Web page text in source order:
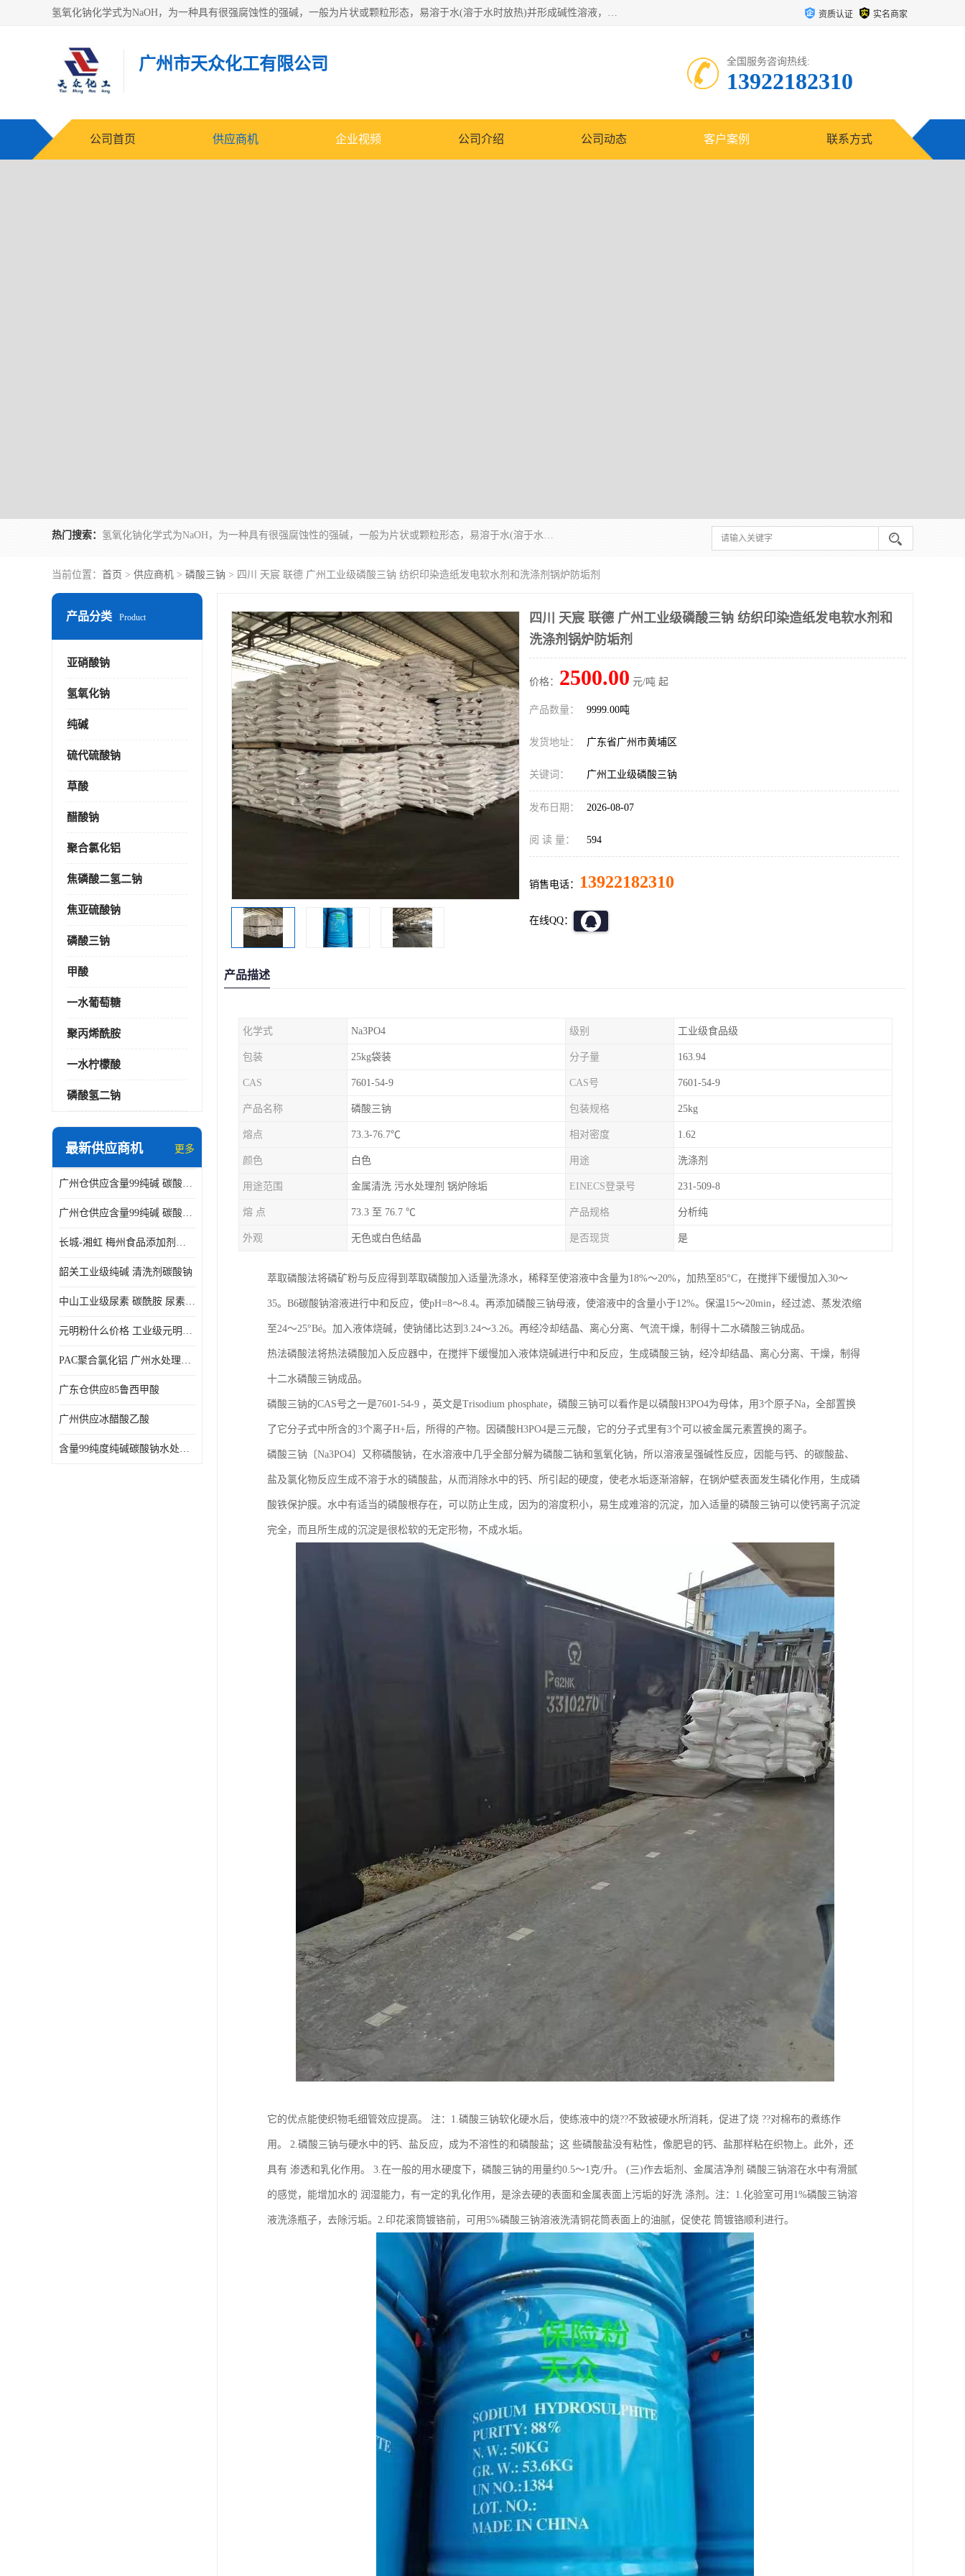
氢氧化钠化学式为NaOH，为一种具有很强腐蚀性的强碱，一般为片状或颗粒形态，易溶于水(溶于水时放热)并形成碱性溶液，另有潮解性，易吸取空气中的水蒸气(潮解)和(变质)。NaOH是化学实验室其中一种必备的化学品，亦为常见的化工品之一。纯品是无色透明的晶体。密度2.130g/cm3。熔点318.4℃。沸点1390℃。工业品含有少量的氯化和碳酸，是白色不透明的晶体。 资质认证 实名商家
广州市天众化工有限公司 全国服务咨询热线:
13922182310
公司首页 供应商机 企业视频 公司介绍 公司动态 客户案例 联系方式
热门搜索： 氢氧化钠化学式为NaOH，为一种具有很强腐蚀性的强碱，一般为片状或颗粒形态，易溶于水(溶于水时放热)并形成碱性溶液，另有潮解性，易吸取空气中的水蒸气(潮解)和(变质)。NaOH是化学实验室其中一种必备的化学品，亦为常见的化工品之一。纯品是无色透明的晶体。密度2.130g/cm3。熔点318.4℃。沸点1390℃。工业品含有少量的氯化和碳酸，是白色不透明的晶体。
当前位置： 首页 > 供应商机 > 磷酸三钠 > 四川 天宸 联德 广州工业级磷酸三钠 纺织印染造纸发电软水剂和洗涤剂锅炉防垢剂
产品分类 Product
亚硝酸钠
氢氧化钠
纯碱
硫代硫酸钠
草酸
醋酸钠
聚合氯化铝
焦磷酸二氢二钠
焦亚硫酸钠
磷酸三钠
甲酸
一水葡萄糖
聚丙烯酰胺
一水柠檬酸
磷酸氢二钠
最新供应商机 更多
广州仓供应含量99纯碱 碳酸钠 工业级99含量水处理 酸类中和
广州仓供应含量99纯碱 碳酸钠 工业级99含量水处理 生活洗涤
长城-湘虹 梅州食品添加剂焦亚硫酸钠 作防腐剂
韶关工业级纯碱 清洗剂碳酸钠
中山工业级尿素 碳酰胺 尿素是一种高浓度氮肥
元明粉什么价格 工业级元明粉 无水硫酸钠 硫酸钠 合成洗涤剂的填充料
PAC聚合氯化铝 广州水处理药剂聚合氯化铝PAC 工业污水废水城镇生活污水的净化处理
广东仓供应85鲁西甲酸
广州供应冰醋酸乙酸
含量99纯度纯碱碳酸钠水处理剂
四川 天宸 联德 广州工业级磷酸三钠 纺织印染造纸发电软水剂和
洗涤剂锅炉防垢剂
价格： 2500.00 元/吨 起
产品数量： 9999.00吨
发货地址： 广东省广州市黄埔区
关键词： 广州工业级磷酸三钠
发布日期： 2026-08-07
阅 读 量： 594
销售电话： 13922182310
在线QQ：
产品描述
化学式 Na3PO4 级别 工业级食品级
包装 25kg袋装 分子量 163.94
CAS 7601-54-9 CAS号 7601-54-9
产品名称 磷酸三钠 包装规格 25kg
熔点 73.3-76.7℃ 相对密度 1.62
颜色 白色 用途 洗涤剂
用途范围 金属清洗 污水处理剂 锅炉除垢 EINECS登录号 231-509-8
熔 点 73.3 至 76.7 ℃ 产品规格 分析纯
外观 无色或白色结晶 是否现货 是
萃取磷酸法将磷矿粉与反应得到萃取磷酸加入适量洗涤水，稀释至使溶液中含量为18%～20%，加热至85°C，在搅拌下缓慢加入30～
35。B6碳酸钠溶液进行中和反应，使pH=8～8.4。再添加磷酸三钠母液，使溶液中的含量小于12%。保温15～20min，经过滤、蒸发浓缩
至24～25°Bé。加入液体烧碱，使钠储比达到3.24～3.26。再经冷却结晶、离心分离、气流干燥，制得十二水磷酸三钠成品。
热法磷酸法将热法磷酸加入反应器中，在搅拌下缓慢加入液体烧碱进行中和反应，生成磷酸三钠，经冷却结晶、离心分离、干燥，制得
十二水磷酸三钠成品。
磷酸三钠的CAS号之一是7601-54-9 ，英文是Trisodium phosphate，磷酸三钠可以看作是以磷酸H3PO4为母体，用3个原子Na，全部置换
了它分子式中所含的3个离子H+后，所得的产物。因磷酸H3PO4是三元酸，它的分子式里有3个可以被金属元素置换的离子。
磷酸三钠〔Na3PO4〕又称磷酸钠，在水溶液中几乎全部分解为磷酸二钠和氢氧化钠，所以溶液呈强碱性反应，因能与钙、的碳酸盐、
盐及氯化物反应生成不溶于水的磷酸盐，从而消除水中的钙、所引起的硬度，使老水垢逐渐溶解，在锅炉壁表面发生磷化作用，生成磷
酸铁保护膜。水中有适当的磷酸根存在，可以防止生成，因为的溶度积小，易生成难溶的沉淀，加入适量的磷酸三钠可以使钙离子沉淀
完全，而且所生成的沉淀是很松软的无定形物，不成水垢。
它的优点能使织物毛细管效应提高。 注：1.磷酸三钠软化硬水后，使练液中的烧??不致被硬水所消耗，促进了烧 ??对棉布的煮练作
用。 2.磷酸三钠与硬水中的钙、盐反应，成为不溶性的和磷酸盐；这 些磷酸盐没有粘性，像肥皂的钙、盐那样粘在织物上。此外，还
具有 渗透和乳化作用。 3.在一般的用水硬度下，磷酸三钠的用量约0.5～1克/升。 (三)作去垢剂、金属洁净剂 磷酸三钠溶在水中有滑腻
的感觉，能增加水的 润湿能力，有一定的乳化作用，是涂去硬的表面和金属表面上污垢的好洗 涤剂。注：1.化验室可用1%磷酸三钠溶
液洗涤瓶子，去除污垢。2.印花滚筒镀铬前，可用5%磷酸三钠溶液洗清铜花筒表面上的油腻，促使花 筒镀铬顺利进行。